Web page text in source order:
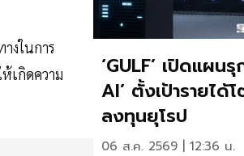
งในการ
เกิดความ
‘GULF’ เปิดแผน
AI’ ตั้งเป้ารายได้โต 15% เดินหน้า
ลงทุนยุโรป
06 ส.ค. 2569 | 12:36 น.